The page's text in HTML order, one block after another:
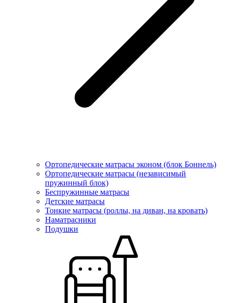
Ортопедические матрасы эконом (блок Боннель)
Ортопедические матрасы (независимый
пружинный блок)
Беcпружинные матрасы
Детские матрасы
Тонкие матрасы (роллы, на диван, на кровать)
Наматрасники
Подушки